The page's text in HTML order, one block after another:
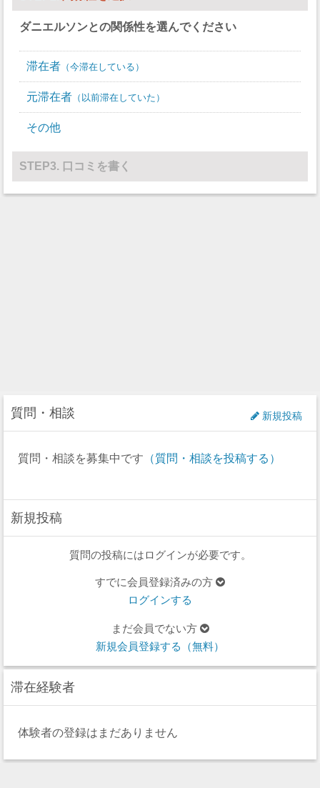
ダニエルソンとの関係性を選んでください
滞在者 今滞在している
元滞在者 以前滞在していた
その他
STEP3. 口コミを書く
質問・相談 新規投稿
質問・相談を募集中です （質問・相談を投稿する）
新規投稿
質問の投稿にはログインが必要です。
すでに会員登録済みの方
ログインする
まだ会員でない方
新規会員登録する（無料）
滞在経験者
体験者の登録はまだありません